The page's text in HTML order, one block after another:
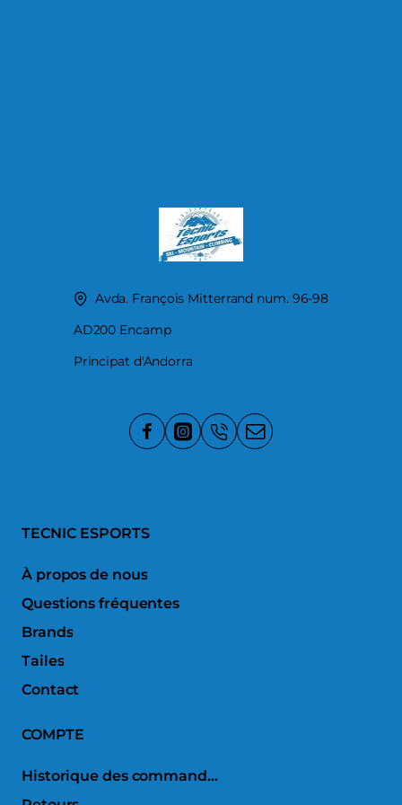
Avda. François Mitterrand num. 96-98
AD200 Encamp
Principat d'Andorra
TECNIC ESPORTS
À propos de nous
Questions fréquentes
Brands
Tailes
Contact
COMPTE
Historique des commandes